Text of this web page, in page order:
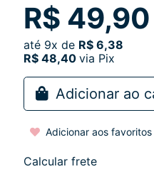
R$ 49,90
até 9x de R$ 6,38
R$ 48,40 via Pix
Adicionar ao
Adicionar aos favoritos
Calcular frete